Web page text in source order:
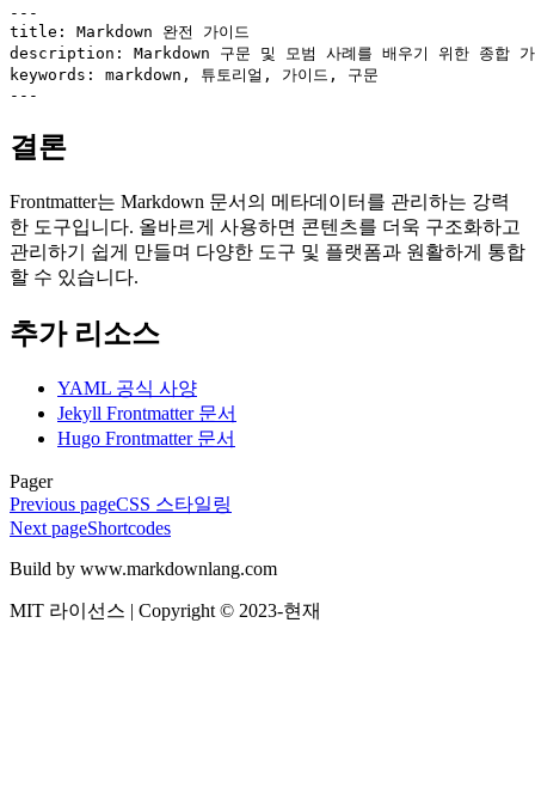
---
title : Markdown 완전 가이드
description : Markdown 구문 및 모범 사례를 배우기 위한 종합 가
keywords : markdown, 튜토리얼, 가이드, 구문
---
결론
Frontmatter는 Markdown 문서의 메타데이터를 관리하는 강력
한 도구입니다. 올바르게 사용하면 콘텐츠를 더욱 구조화하고
관리하기 쉽게 만들며 다양한 도구 및 플랫폼과 원활하게 통합
할 수 있습니다.
추가 리소스
YAML 공식 사양
Jekyll Frontmatter 문서
Hugo Frontmatter 문서
Pager
Previous pageCSS 스타일링
Next pageShortcodes
Build by www.markdownlang.com
MIT 라이선스 | Copyright © 2023-현재